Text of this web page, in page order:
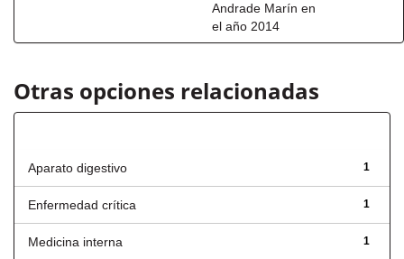
Andrade Marín en
el año 2014
Otras opciones relacionadas
1
Aparato digestivo
1
Enfermedad crítica
1
Medicina interna